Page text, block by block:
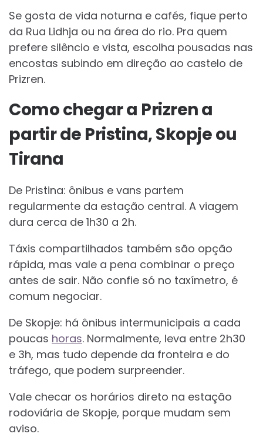
Se gosta de vida noturna e cafés, fique perto
da Rua Lidhja ou na área do rio. Pra quem
prefere silêncio e vista, escolha pousadas nas
encostas subindo em direção ao castelo de
Prizren.
Como chegar a Prizren a
partir de Pristina, Skopje ou
Tirana
De Pristina: ônibus e vans partem
regularmente da estação central. A viagem
dura cerca de 1h30 a 2h.
Táxis compartilhados também são opção
rápida, mas vale a pena combinar o preço
antes de sair. Não confie só no taxímetro, é
comum negociar.
De Skopje: há ônibus intermunicipais a cada
poucas horas. Normalmente, leva entre 2h30
e 3h, mas tudo depende da fronteira e do
tráfego, que podem surpreender.
Vale checar os horários direto na estação
rodoviária de Skopje, porque mudam sem
aviso.